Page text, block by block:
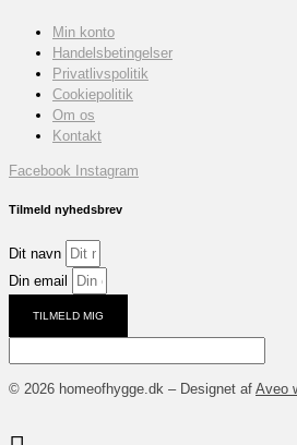
Min konto
Handelsbetingelser
Privatlivspolitik
Cookiepolitik
Om os
Kontakt
Facebook Instagram
Tilmeld nyhedsbrev
Dit navn
Din email
TILMELD MIG
© 2026 homeofhygge.dk – Designet af Aveo